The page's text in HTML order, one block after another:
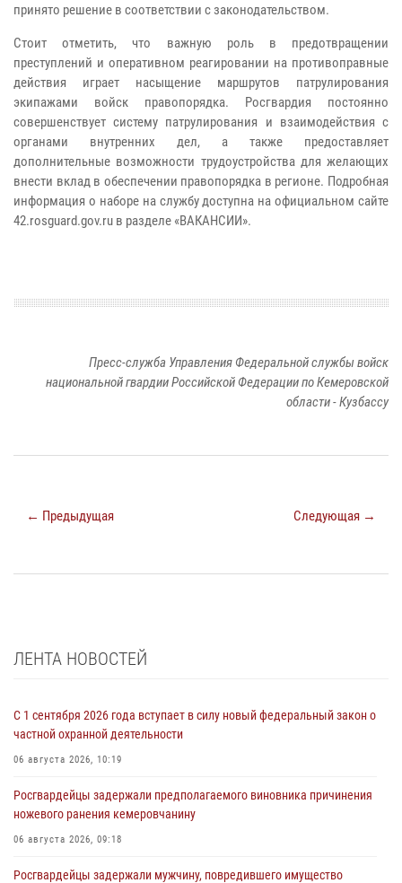
принято решение в соответствии с законодательством.
Стоит отметить, что важную роль в предотвращении
преступлений и оперативном реагировании на противоправные
действия играет насыщение маршрутов патрулирования
экипажами войск правопорядка. Росгвардия постоянно
совершенствует систему патрулирования и взаимодействия с
органами внутренних дел, а также предоставляет
дополнительные возможности трудоустройства для желающих
внести вклад в обеспечении правопорядка в регионе. Подробная
информация о наборе на службу доступна на официальном сайте
42.rosguard.gov.ru в разделе «ВАКАНСИИ».
Пресс-служба Управления Федеральной службы войск
национальной гвардии Российской Федерации по Кемеровской
области - Кузбассу
← Предыдущая Следующая →
ЛЕНТА НОВОСТЕЙ
С 1 сентября 2026 года вступает в силу новый федеральный закон о
частной охранной деятельности
06 августа 2026, 10:19
Росгвардейцы задержали предполагаемого виновника причинения
ножевого ранения кемеровчанину
06 августа 2026, 09:18
Росгвардейцы задержали мужчину, повредившего имущество